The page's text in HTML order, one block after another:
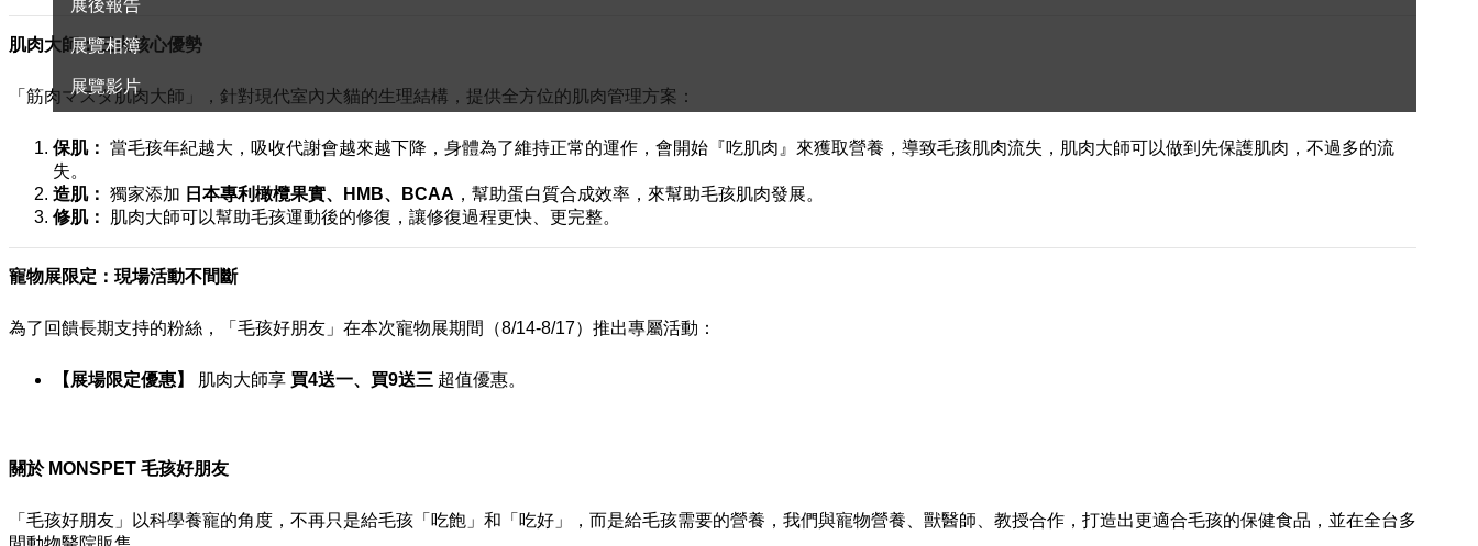
展後報告
展覽相簿
展覽影片
肌肉大師：三大核心優勢
「筋肉マスタ肌肉大師」，針對現代室內犬貓的生理結構，提供全方位的肌肉管理方案：
保肌： 當毛孩年紀越大，吸收代謝會越來越下降，身體為了維持正常的運作，會開始『吃肌肉』來獲取營養，導致毛孩肌肉流失，肌肉大師可以做到先保護肌肉，不過多的流
失。
造肌： 獨家添加 日本專利橄欖果實、HMB、BCAA ，幫助蛋白質合成效率，來幫助毛孩肌肉發展。
修肌：
肌肉大師可以幫助毛孩運動後的修復，讓修復過程更快、更完整。
寵物展限定：現場活動不間斷
為了回饋長期支持的粉絲，「毛孩好朋友」在本次寵物展期間（8/14-8/17）推出專屬活動：
【展場限定優惠】 肌肉大師享 買4送一、買9送三 超值優惠。
關於 MONSPET 毛孩好朋友
「毛孩好朋友」以科學養寵的角度，不再只是給毛孩「吃飽」和「吃好」，而是給毛孩需要的營養，我們與寵物營養、獸醫師、教授合作，打造出更適合毛孩的保健食品，並在全台多